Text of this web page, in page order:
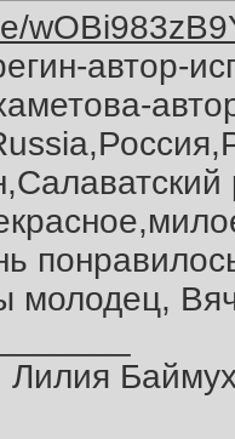
автор-
молодец,